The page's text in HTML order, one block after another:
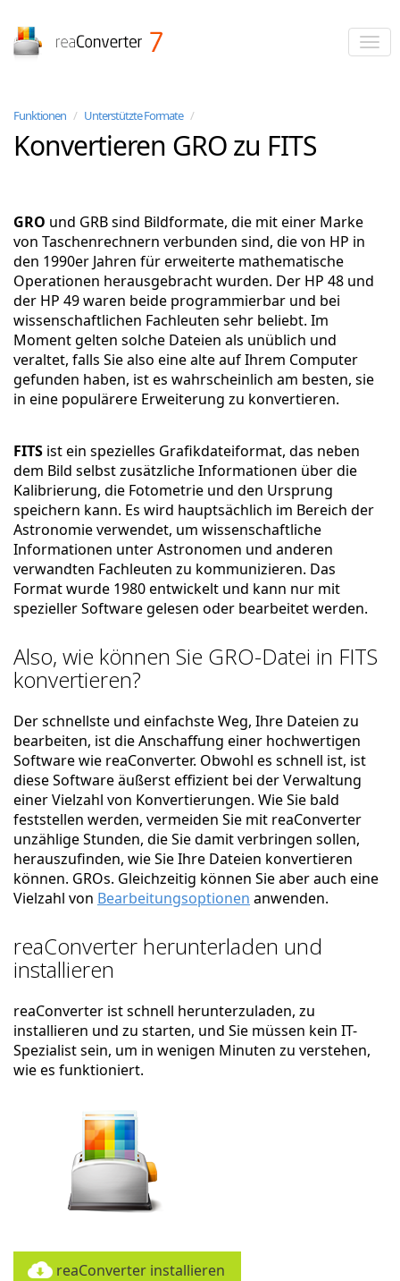
Funktionen / Unterstützte Formate /
Konvertieren GRO zu FITS
GRO und GRB sind Bildformate, die mit einer Marke
von Taschenrechnern verbunden sind, die von HP in
den 1990er Jahren für erweiterte mathematische
Operationen herausgebracht wurden. Der HP 48 und
der HP 49 waren beide programmierbar und bei
wissenschaftlichen Fachleuten sehr beliebt. Im
Moment gelten solche Dateien als unüblich und
veraltet, falls Sie also eine alte auf Ihrem Computer
gefunden haben, ist es wahrscheinlich am besten, sie
in eine populärere Erweiterung zu konvertieren.
FITS ist ein spezielles Grafikdateiformat, das neben
dem Bild selbst zusätzliche Informationen über die
Kalibrierung, die Fotometrie und den Ursprung
speichern kann. Es wird hauptsächlich im Bereich der
Astronomie verwendet, um wissenschaftliche
Informationen unter Astronomen und anderen
verwandten Fachleuten zu kommunizieren. Das
Format wurde 1980 entwickelt und kann nur mit
spezieller Software gelesen oder bearbeitet werden.
Also, wie können Sie GRO-Datei in FITS
konvertieren?
Der schnellste und einfachste Weg, Ihre Dateien zu
bearbeiten, ist die Anschaffung einer hochwertigen
Software wie reaConverter. Obwohl es schnell ist, ist
diese Software äußerst effizient bei der Verwaltung
einer Vielzahl von Konvertierungen. Wie Sie bald
feststellen werden, vermeiden Sie mit reaConverter
unzählige Stunden, die Sie damit verbringen sollen,
herauszufinden, wie Sie Ihre Dateien konvertieren
können. GROs. Gleichzeitig können Sie aber auch eine
Vielzahl von Bearbeitungsoptionen anwenden.
reaConverter herunterladen und
installieren
reaConverter ist schnell herunterzuladen, zu
installieren und zu starten, und Sie müssen kein IT-
Spezialist sein, um in wenigen Minuten zu verstehen,
wie es funktioniert.
reaConverter installieren